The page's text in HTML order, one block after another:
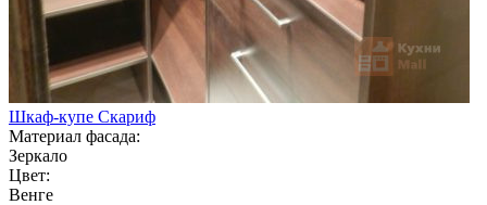
Шкаф-купе Скариф
Материал фасада:
Зеркало
Цвет:
Венге